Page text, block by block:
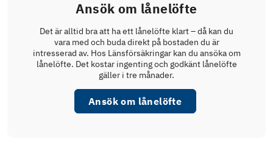
Ansök om lånelöfte
Det är alltid bra att ha ett lånelöfte klart – då kan du
vara med och buda direkt på bostaden du är
intresserad av. Hos Länsförsäkringar kan du ansöka om
lånelöfte. Det kostar ingenting och godkänt lånelöfte
gäller i tre månader.
Ansök om lånelöfte